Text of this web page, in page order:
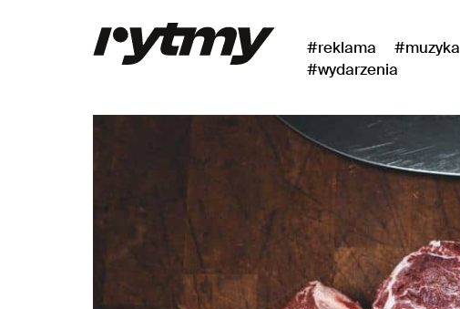
#reklama #muzyka
#wydarzenia